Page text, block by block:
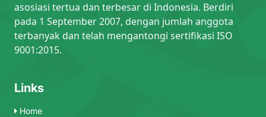
asosiasi tertua dan terbesar di Indonesia. Berdiri
pada 1 September 2007, dengan jumlah anggota
terbanyak dan telah mengantongi sertifikasi ISO
9001:2015.
Links
Home